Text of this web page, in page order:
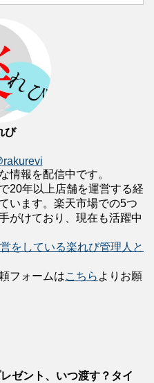
び
情報を配信中です。
20年以上店舗を運営する経
います。楽天市場での5つ
がけており、現在も活躍中
をしている楽れび管理人と
フォームはこちら よりお願
ゼント、いつ渡す？タイ